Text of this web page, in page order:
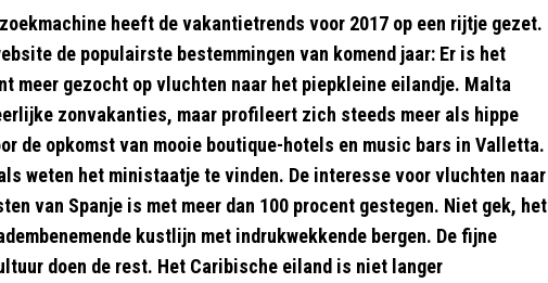
heeft de vakantietrends voor 2017 op een rijtje gezet.
de populairste bestemmingen van komend jaar: Er is het
meer gezocht op vluchten naar het piepkleine eilandje. Malta
zonvakanties, maar profileert zich steeds meer als hippe
de opkomst van mooie boutique-hotels en music bars in Valletta.
weten het ministaatje te vinden. De interesse voor vluchten naar
van Spanje is met meer dan 100 procent gestegen. Niet gek, het
kustlijn met indrukwekkende bergen. De fijne
doen de rest. Het Caribische eiland is niet langer